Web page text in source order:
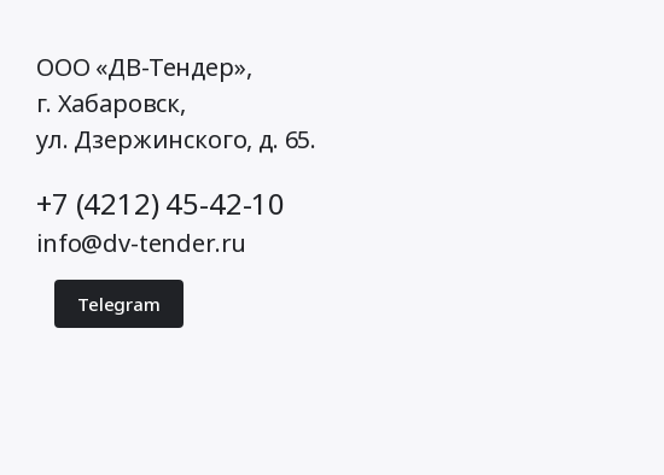
ООО «ДВ-Тендер»,
г. Хабаровск,
ул. Дзержинского, д. 65.
+7 (4212) 45-42-10
info@dv-tender.ru
Telegram